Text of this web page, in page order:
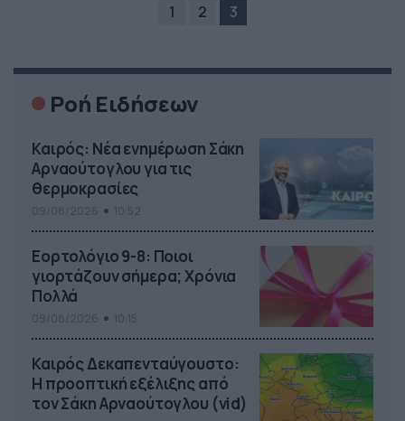
1 2 3
Ροή Ειδήσεων
Καιρός: Νέα ενημέρωση Σάκη
Αρναούτογλου για τις
θερμοκρασίες
Εορτολόγιο 9-8: Ποιοι
γιορτάζουν σήμερα; Χρόνια
Πολλά
Καιρός Δεκαπενταύγουστο:
Η προοπτική εξέλιξης από
τον Σάκη Αρναούτογλου (vid)